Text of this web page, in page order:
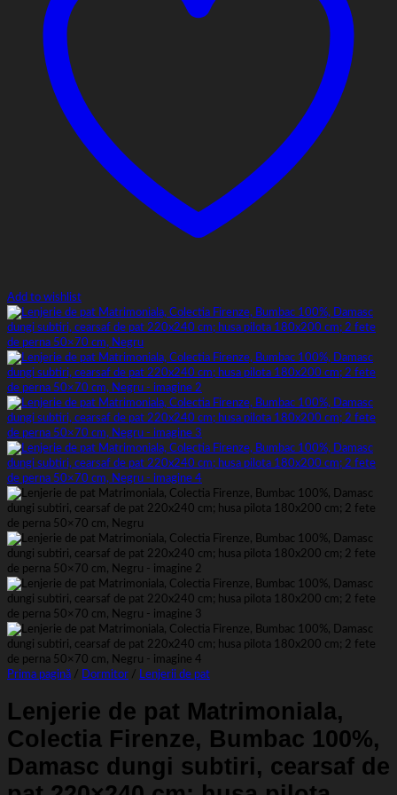
Add to wishlist
Prima pagină / Dormitor / Lenjerii de pat
Lenjerie de pat Matrimoniala,
Colectia Firenze, Bumbac 100%,
Damasc dungi subtiri, cearsaf de